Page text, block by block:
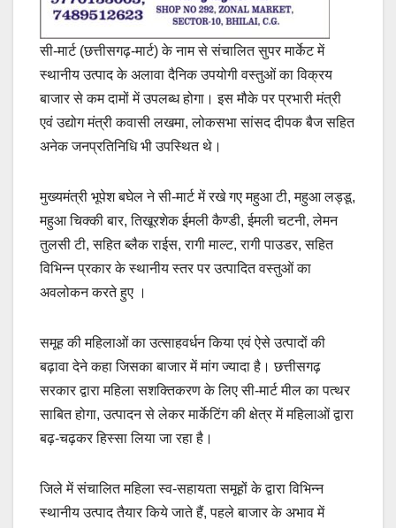
सी-मार्ट (छत्तीसगढ़-मार्ट) के नाम से संचालित सुपर मार्केट में
स्थानीय उत्पाद के अलावा दैनिक उपयोगी वस्तुओं का विक्रय
बाजार से कम दामों में उपलब्ध होगा। इस मौके पर प्रभारी मंत्री
एवं उद्योग मंत्री कवासी लखमा, लोकसभा सांसद दीपक बैज सहित
अनेक जनप्रतिनिधि भी उपस्थित थे।
मुख्यमंत्री भूपेश बघेल ने सी-मार्ट में रखे गए महुआ टी, महुआ लड्डू,
महुआ चिक्की बार, तिखूरशेक ईमली कैण्डी, ईमली चटनी, लेमन
तुलसी टी, सहित ब्लैक राईस, रागी माल्ट, रागी पाउडर, सहित
विभिन्न प्रकार के स्थानीय स्तर पर उत्पादित वस्तुओं का
अवलोकन करते हुए ।
समूह की महिलाओं का उत्साहवर्धन किया एवं ऐसे उत्पादों की
बढ़ावा देने कहा जिसका बाजार में मांग ज्यादा है। छत्तीसगढ़
सरकार द्वारा महिला सशक्तिकरण के लिए सी-मार्ट मील का पत्थर
साबित होगा, उत्पादन से लेकर मार्केटिंग की क्षेत्र में महिलाओं द्वारा
बढ़-चढ़कर हिस्सा लिया जा रहा है।
जिले में संचालित महिला स्व-सहायता समूहों के द्वारा विभिन्न
स्थानीय उत्पाद तैयार किये जाते हैं, पहले बाजार के अभाव में